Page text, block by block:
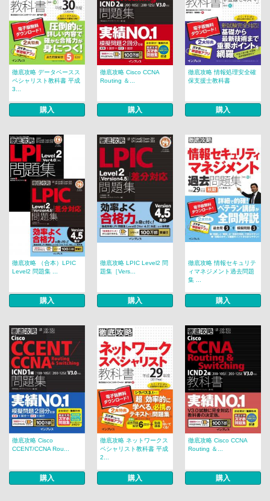
徹底攻略 データベースス
ペシャリスト教科書 平成
3...
購入
徹底攻略 Cisco CCNA
Routing ＆...
購入
徹底攻略 情報処理安全確
保支援士教科書
購入
徹底攻略 （合本）LPIC
Level2 問題集 ...
購入
徹底攻略 LPIC Level2 問
題集［Vers...
購入
徹底攻略 情報セキュリテ
ィマネジメント過去問題
集 ...
購入
徹底攻略 Cisco
CCENT/CCNA Rou...
購入
徹底攻略 ネットワークス
ペシャリスト教科書 平成
2...
購入
徹底攻略 Cisco CCNA
Routing ＆...
購入